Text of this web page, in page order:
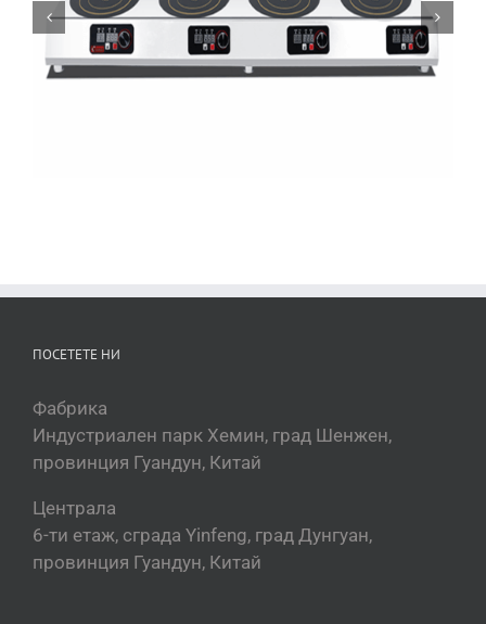
BZT-A6 H35 Търговски хоризонтален индукционен
котлон с 4 котлона
ПОСЕТЕТЕ НИ
Фабрика
Индустриален парк Хемин, град Шенжен,
провинция Гуандун, Китай
Централа
6-ти етаж, сграда Yinfeng, град Дунгуан,
провинция Гуандун, Китай